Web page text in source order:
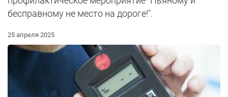
бесправному не место на дороге!".
25 апреля 2025